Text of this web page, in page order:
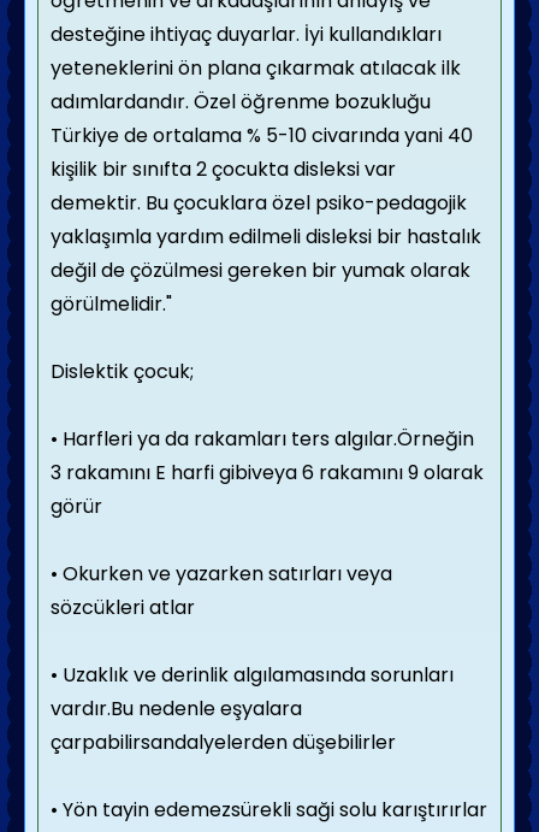
desteğine ihtiyaç duyarlar. İyi kullandıkları
yeteneklerini ön plana çıkarmak atılacak ilk
adımlardandır. Özel öğrenme bozukluğu
Türkiye de ortalama % 5-10 civarında yani 40
kişilik bir sınıfta 2 çocukta disleksi var
demektir. Bu çocuklara özel psiko-pedagojik
yaklaşımla yardım edilmeli disleksi bir hastalık
değil de çözülmesi gereken bir yumak olarak
görülmelidir."
Dislektik çocuk;
• Harfleri ya da rakamları ters algılar.Örneğin
3 rakamını E harfi gibiveya 6 rakamını 9 olarak
görür
• Okurken ve yazarken satırları veya
sözcükleri atlar
• Uzaklık ve derinlik algılamasında sorunları
vardır.Bu nedenle eşyalara
çarpabilirsandalyelerden düşebilirler
• Yön tayin edemezsürekli saği solu karıştırırlar